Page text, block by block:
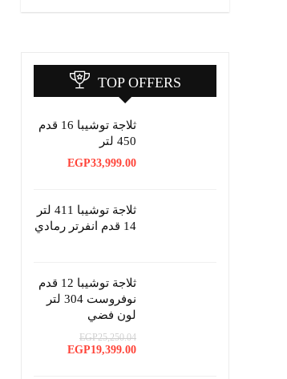
فريزر
TOP OFFERS
ثلاجة توشيبا 16 قدم
450 لتر
EGP33,999.00
ثلاجة توشيبا 411 لتر
14 قدم انفرتر رمادي
ثلاجة توشيبا 12 قدم
نوفروست 304 لتر
لون فضي
EGP25,250.04
السعر
EGP19,399.00
السعر